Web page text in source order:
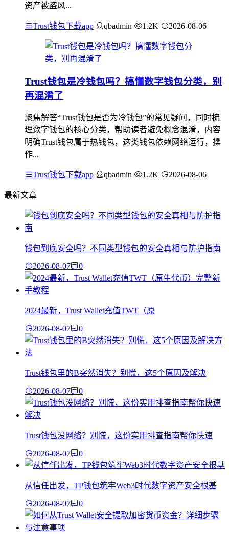
资产被盗风...
Trust钱包下载app qbadmin 1.2K 2026-08-06
Trust钱包是冷钱包吗？搞懂数字钱包分类，别
再混淆了
聚焦解答“Trust钱包是否为冷钱包”的常见疑问，同时梳
理数字钱包的核心分类，帮助读者避免概念混淆，内容
明确Trust钱包属于热钱包，这类钱包依赖网络运行，操
作...
Trust钱包下载app qbadmin 1.2K 2026-08-06
最新文章
钱包到底安全吗？不同类型钱包的安全真相与防护指南
2026-08-07 0
2024最新，Trust Wallet充值TWT（原
2026-08-07 0
Trust钱包里的B突然消失？别慌，这5个原因及解决
2026-08-07 0
Trust钱包没网络？别慌，这份实用排查指南帮你快速
2026-08-07 0
从信任出发，TP钱包筑牢Web3时代数字资产安全根基
2026-08-07 0